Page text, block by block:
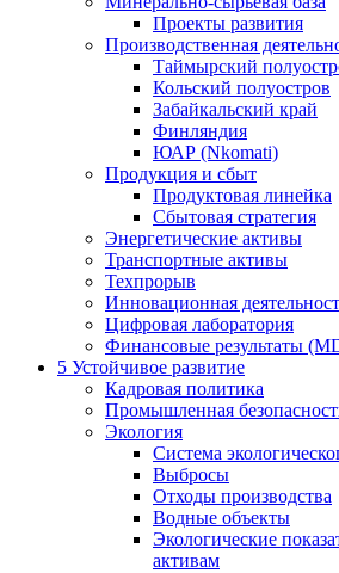
Проекты развития
Производственная
Таймырский
Кольский полуостров
Забайкальский край
Финляндия
ЮАР (Nkomati)
Продукция и сбыт
Продуктовая линейка
Сбытовая стратегия
Энергетические активы
Транспортные активы
Техпрорыв
Инновационная
Цифровая лаборатория
Финансовые результаты
5 Устойчивое развитие
Кадровая политика
Промышленная
Экология
Система
Выбросы
Отходы производства
Водные объекты
Экологические
активам